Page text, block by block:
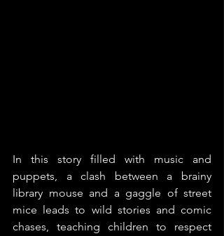
In this story filled with music and
puppets, a clash between a brainy
library mouse and a gaggle of street
mice leads to wild stories and comic
chases, teaching children to respect